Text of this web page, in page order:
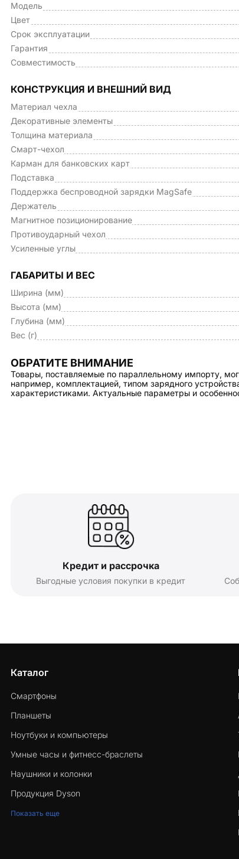
Модель
Цвет
Срок эксплуатации
Гарантия
Совместимость
КОНСТРУКЦИЯ И ВНЕШНИЙ ВИД
Материал чехла
Декоративные элементы
Толщина материала
Смарт-чехол
Карман для банковских карт
Подставка
Поддержка беспроводной зарядки MagSafe
Держатель
Магнитное позиционирование
Противоударный чехол
Усиленные углы
ГАБАРИТЫ И ВЕС
Ширина (мм)
Высота (мм)
Глубина (мм)
Вес (г)
ОБРАТИТЕ ВНИМАНИЕ
Товары, поставляемые по параллельному импорту,
например, комплектацией, типом зарядного
характеристиками. Актуальные параметры и
Кредит и рассрочка
Выгодные условия покупки в кредит
Каталог
Смартфоны
Планшеты
Ноутбуки и компьютеры
Умные часы и фитнесс-браслеты
Наушники и колонки
Продукция Dyson
Показать еще